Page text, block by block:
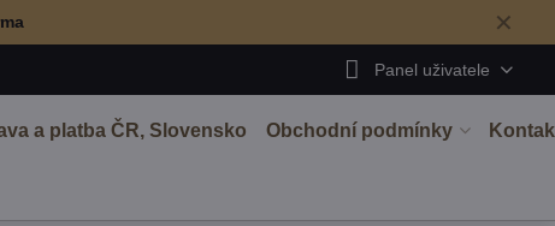
✕
Panel uživatele
a platba ČR, Slovensko Obchodní podmínky